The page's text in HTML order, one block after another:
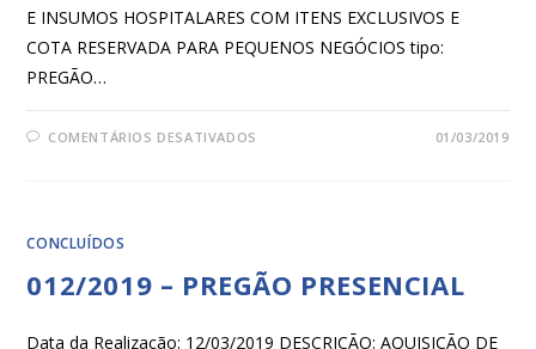
E INSUMOS HOSPITALARES COM ITENS EXCLUSIVOS E
COTA RESERVADA PARA PEQUENOS NEGÓCIOS tipo:
PREGÃO…
COMENTÁRIOS DESATIVADOS 01/03/2019
CONCLUÍDOS
012/2019 – PREGÃO PRESENCIAL
Data da Realização: 12/03/2019 DESCRIÇÃO: AQUISIÇÃO DE